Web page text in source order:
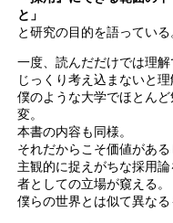
と」
と研究の目的を語っている
一度、読んだだけでは理解
じっくり考え込まないと理
僕のような大学でほとん
変。
本書の内容も同様。
それだからこそ価値があ
主観的に捉えがちな採用
者としての立場が窺える。
僕らの世界とは似て異なる